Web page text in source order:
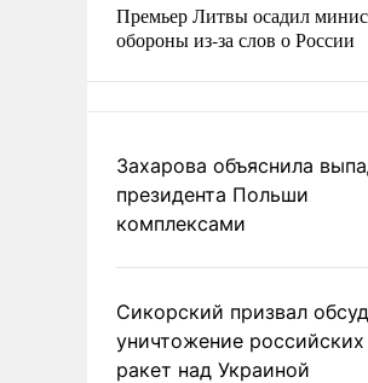
Премьер Литвы осадил
обороны из-за слов о России
Захарова объяснила
президента Польши
комплексами
Сикорский призвал
уничтожение российских
ракет над Украиной